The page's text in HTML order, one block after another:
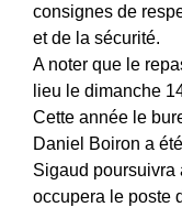
consignes de
et de la sécurité.
A noter que le
lieu le dimanche
Cette année le
Daniel Boiron a
Sigaud poursuivra
occupera le poste